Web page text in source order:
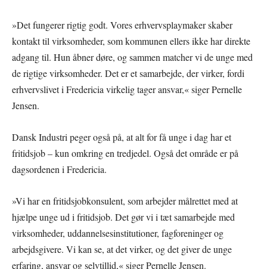
»Det fungerer rigtig godt. Vores erhvervsplaymaker skaber
kontakt til virksomheder, som kommunen ellers ikke har direkte
adgang til. Hun åbner døre, og sammen matcher vi de unge med
de rigtige virksomheder. Det er et samarbejde, der virker, fordi
erhvervslivet i Fredericia virkelig tager ansvar,« siger Pernelle
Jensen.
Dansk Industri peger også på, at alt for få unge i dag har et
fritidsjob – kun omkring en tredjedel. Også det område er på
dagsordenen i Fredericia.
»Vi har en fritidsjobkonsulent, som arbejder målrettet med at
hjælpe unge ud i fritidsjob. Det gør vi i tæt samarbejde med
virksomheder, uddannelsesinstitutioner, fagforeninger og
arbejdsgivere. Vi kan se, at det virker, og det giver de unge
erfaring, ansvar og selvtillid,« siger Pernelle Jensen.